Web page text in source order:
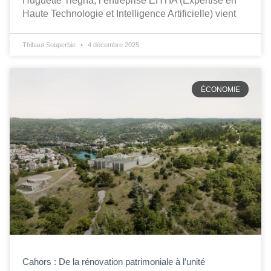
Haute Technologie et Intelligence Artificielle) vient
Thibaut Souperbie 4 décembre 2025
ÉCONOMIE
Cahors : De la rénovation patrimoniale à l’unité